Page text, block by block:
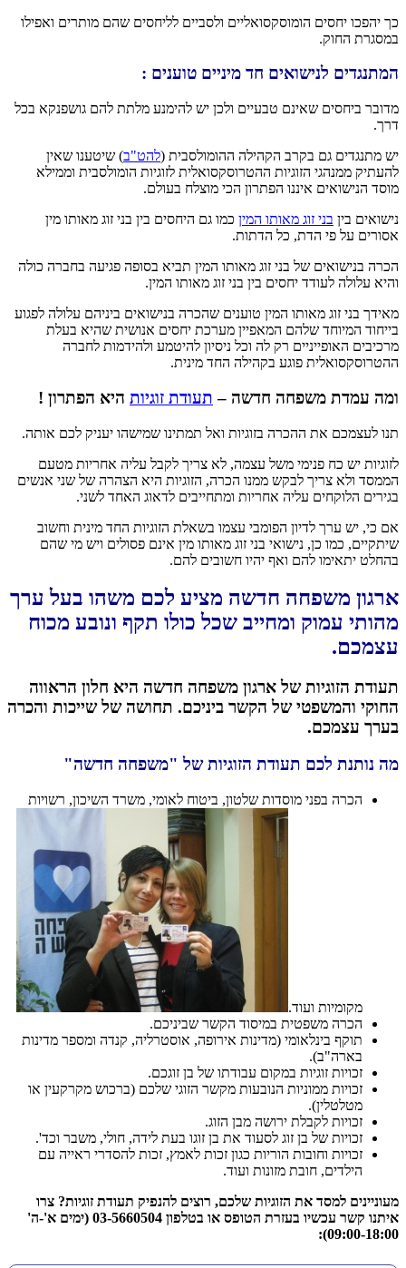
כך יהפכו יחסים הומוסקסואליים ולסביים לליחסים שהם מותרים ואפילו
במסגרת החוק.
המתנגדים לנישואים חד מיניים טוענים :
מדובר ביחסים שאינם טבעיים ולכן יש להימנע מלתת להם גושפנקא בכל
דרך.
יש מתנגדים גם בקרב הקהילה ההומולסבית (להט"ב) שיטענו שאין
להעתיק ממנהגי הזוגיות ההטרוסקסואלית לזוגיות הומולסבית וממילא
מוסד הנישואים איננו הפתרון הכי מוצלח בעולם.
נישואים בין בני זוג מאותו המין כמו גם היחסים בין בני זוג מאותו מין
אסורים על פי הדת, כל הדתות.
הכרה בנישואים של בני זוג מאותו המין תביא בסופה פגיעה בחברה כולה
והיא עלולה לעודד יחסים בין בני זוג מאותו המין.
מאידך בני זוג מאותו המין טוענים שהכרה בנישואים ביניהם עלולה לפגוע
בייחוד המיוחד שלהם המאפיין מערכת יחסים אנושית שהיא בעלת
מרכיבים האופייניים רק לה וכל ניסיון להיטמע ולהידמות לחברה
ההטרוסקסואלית פוגע בקהילה החד מינית.
ומה עמדת משפחה חדשה – תעודת זוגיות היא הפתרון !
תנו לעצמכם את ההכרה בזוגיות ואל תמתינו שמישהו יעניק לכם אותה.
לזוגיות יש כח פנימי משל עצמה, לא צריך לקבל עליה אחריות מטעם
הממסד ולא צריך לבקש ממנו הכרה, הזוגיות היא הצהרה של שני אנשים
בגירים הלוקחים עליה אחריות ומתחייבים לדאוג האחד לשני.
אם כי, יש ערך לדיון הפומבי עצמו בשאלת הזוגיות החד מינית וחשוב
שיתקיים, כמו כן, נישואי בני זוג מאותו מין אינם פסולים ויש מי שהם
בהחלט יתאימו להם ואף יהיו חשובים להם.
ארגון משפחה חדשה מציע לכם משהו בעל ערך
מהותי עמוק ומחייב שכל כולו תקף ונובע מכוח
עצמכם.
תעודת הזוגיות של ארגון משפחה חדשה היא חלון הראווה
החוקי והמשפטי של הקשר ביניכם. תחושה של שייכות והכרה
בערך עצמכם.
מה נותנת לכם תעודת הזוגיות של "משפחה חדשה"
הכרה בפני מוסדות שלטון, ביטוח לאומי, משרד השיכון, רשויות
מקומיות ועוד.
הכרה משפטית במיסוד הקשר שביניכם.
תוקף בינלאומי (מדינות אירופה, אוסטרליה, קנדה ומספר מדינות
בארה"ב).
זכויות זוגיות במקום עבודתו של בן זוגכם.
זכויות ממוניות הנובעות מקשר הזוגי שלכם (ברכוש מקרקעין או
מטלטלין).
זכויות לקבלת ירושה מבן הזוג.
זכויות של בן זוג לסעוד את בן זוגו בעת לידה, חולי, משבר וכד'.
זכויות וחובות הוריות כגון זכות לאמץ, זכות להסדרי ראייה עם
הילדים, חובת מזונות ועוד.
מעוניינים למסד את הזוגיות שלכם, רוצים להנפיק תעודת זוגיות? צרו
איתנו קשר עכשיו בעזרת הטופס או בטלפון 03-5660504 (ימים א'-ה'
09:00-18:00):